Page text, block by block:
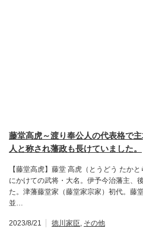
藤堂高虎～渡り奉公人の代表格で
人と称され藩政も長けていました。
【藤堂高虎】藤堂 高虎（とうどう たか
にかけての武将・大名。伊予今治藩主、
た。津藩藤堂家（藤堂家宗家）初代。藤
並…
2023/8/21 徳川家臣, その他